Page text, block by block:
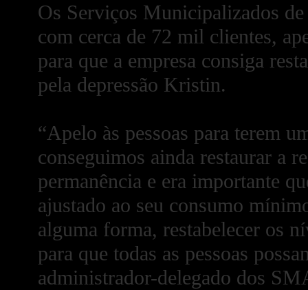
Os Serviços Municipalizados
com cerca de 72 mil clientes,
para que a empresa consiga
pela depressão Kristin.
“Apelo às pessoas para terem
conseguimos ainda restaurar a
permanência e era importante
ajustado ao seu consumo
alguma forma, restabelecer os
para que todas as pessoas
administrador-delegado dos